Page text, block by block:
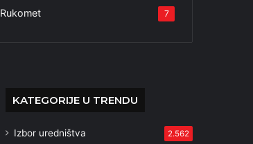
Rukomet 7
KATEGORIJE U TRENDU
Izbor uredništva 2.562